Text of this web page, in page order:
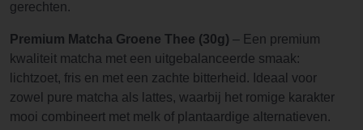
gerechten.
Premium Matcha Groene Thee (30g) – Een premium
kwaliteit matcha met een uitgebalanceerde smaak:
lichtzoet, fris en met een zachte bitterheid. Ideaal voor
zowel pure matcha als lattes, waarbij het romige karakter
mooi combineert met melk of plantaardige alternatieven.